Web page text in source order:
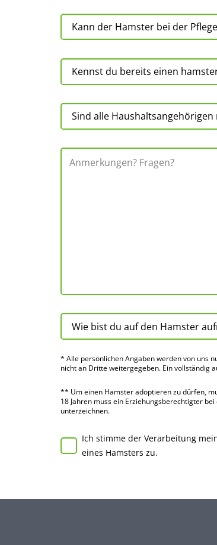
* Alle persön­lichen Angaben werden von uns
nicht an Dritte weiter­gegeben. Ein voll­ständig
** Um einen Hamster adoptieren zu dürfen,
18 Jahren muss ein Erziehungs­berechtigter
unter­zeichnen.
Ich stimme der Verarbeitung
eines Hamsters zu.